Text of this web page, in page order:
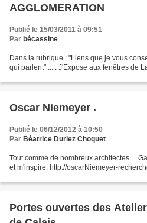
AGGLOMERATION
Publié le 15/03/2011 à 09:51
Par bécassine
Dans la rubrique : "Liens que je vous
qui parlent" ..... J'Expose aux fenêtres de
Oscar Niemeyer .
Publié le 06/12/2012 à 10:50
Par Béatrice Duriez Choquet
Tout comme de nombreux architectes ...
et m'inspire. http://oscarNiemeyer-
Portes ouvertes des